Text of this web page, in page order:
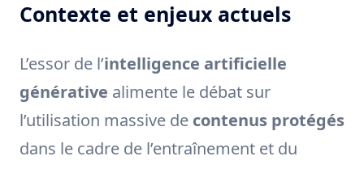
Contexte et enjeux actuels
L’essor de l’intelligence artificielle
générative alimente le débat sur
l’utilisation massive de contenus protégés
dans le cadre de l’entraînement et du